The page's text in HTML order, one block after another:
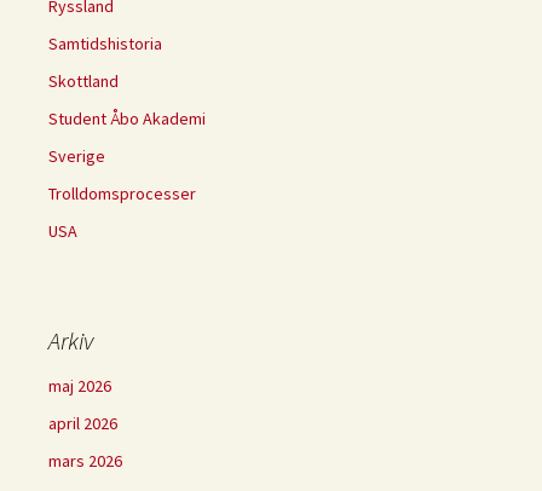
Ryssland
Samtidshistoria
Skottland
Student Åbo Akademi
Sverige
Trolldomsprocesser
USA
Arkiv
maj 2026
april 2026
mars 2026